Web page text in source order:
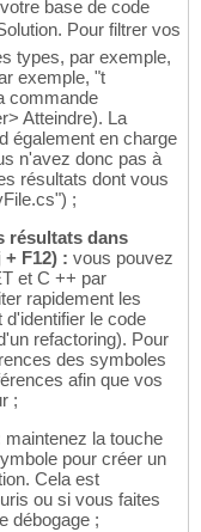
base de code
Pour filtrer vos
types, par exemple,
exemple, "t
commande
Atteindre). La
également en charge
n'avez donc pas à
résultats dont vous
;
résultats dans
F12) : vous pouvez
et C ++ par
rapidement les
le code
refactoring). Pour
des symboles
afin que vos
;
maintenez la touche
pour créer un
Cela est
ou si vous faites
débogage ;